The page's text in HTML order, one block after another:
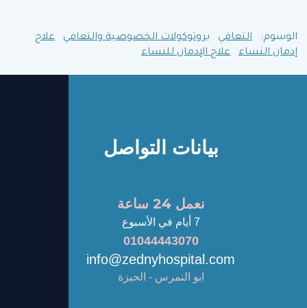
الوسوم: التعافي بروتوكولات الخصوصية والتعافي
علاج
إدمان النساء
علاج الإدمان للنساء
بيانات التواصل
نعمل 24 ساعة
7 أيام في الأسبوع
01044443070
info@zednyhospital.com
ابو النمرس - الجيزة